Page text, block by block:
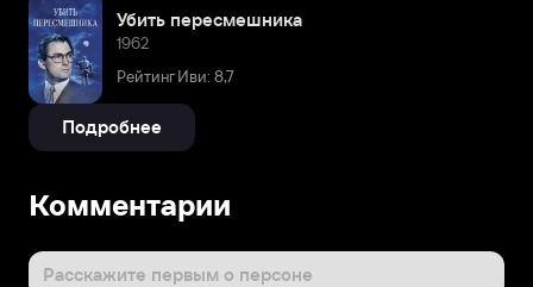
Убить пересмешника
1962
Рейтинг Иви: 8,7
Подробнее
Комментарии
Расскажите первым о персоне